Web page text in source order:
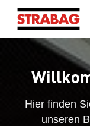
Hier finden
unseren